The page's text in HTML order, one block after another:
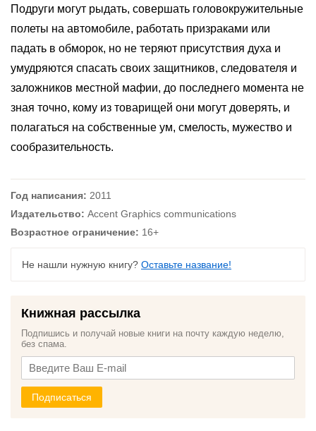
Подруги могут рыдать, совершать головокружительные
полеты на автомобиле, работать призраками или
падать в обморок, но не теряют присутствия духа и
умудряются спасать своих защитников, следователя и
заложников местной мафии, до последнего момента не
зная точно, кому из товарищей они могут доверять, и
полагаться на собственные ум, смелость, мужество и
сообразительность.
Год написания: 2011
Издательство: Accent Graphics communications
Возрастное ограничение: 16+
Не нашли нужную книгу? Оставьте название!
Книжная рассылка
Подпишись и получай новые книги на почту каждую неделю,
без спама.
Подписаться